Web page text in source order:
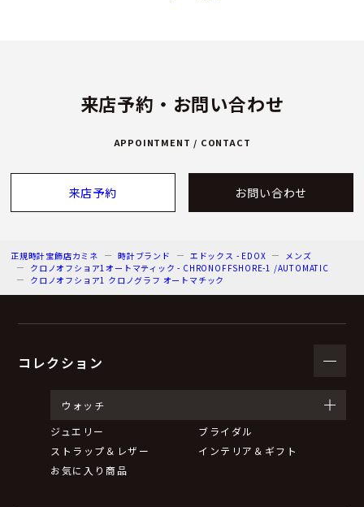
来店予約・お問い合わせ
APPOINTMENT / CONTACT
来店予約 お問い合わせ
正規時計宝飾店カミネ 時計ブランド エドックス - EDOX
メンズ
クロノオフショア1オートマティック - CHRONOFFSHORE-1 /AUTOMATIC
クロノオフショア1 クロノグラフ オートマチック
コレクション
ウォッチ
ジュエリー
ブライダル
ストラップ＆レザー
インテリア＆ギフト
お気に入り商品